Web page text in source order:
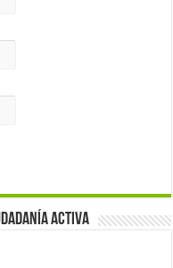
activa